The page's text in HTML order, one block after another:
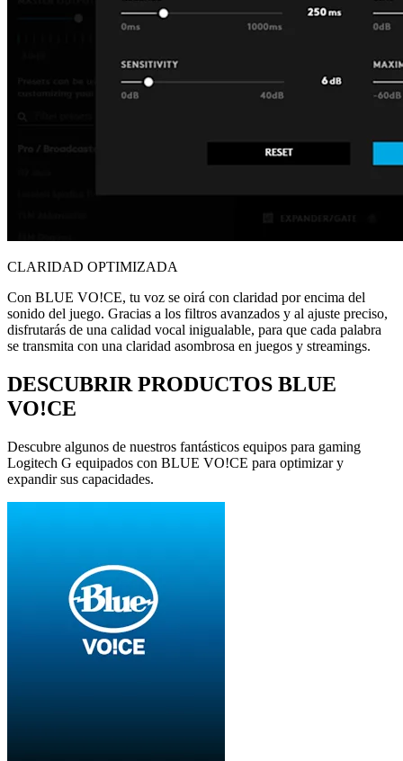
CLARIDAD OPTIMIZADA
Con BLUE VO!CE, tu voz se oirá con claridad por encima del
sonido del juego. Gracias a los filtros avanzados y al ajuste preciso,
disfrutarás de una calidad vocal inigualable, para que cada palabra
se transmita con una claridad asombrosa en juegos y streamings.
DESCUBRIR PRODUCTOS BLUE
VO!CE
Descubre algunos de nuestros fantásticos equipos para gaming
Logitech G equipados con BLUE VO!CE para optimizar y
expandir sus capacidades.